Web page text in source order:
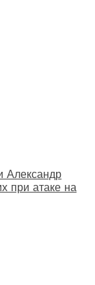
Александр
при атаке на